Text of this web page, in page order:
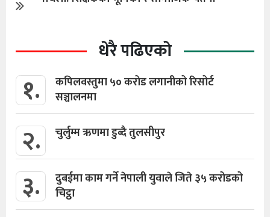
धेरै पढिएको
१.
कपिलवस्तुमा ५० करोड लगानीको रिसोर्ट
सञ्चालनमा
२. चुर्लुम्म ऋणमा डुब्दै तुलसीपुर
३.
दुबईमा काम गर्ने नेपाली युवाले जिते ३५ करोडको
चिट्ठा